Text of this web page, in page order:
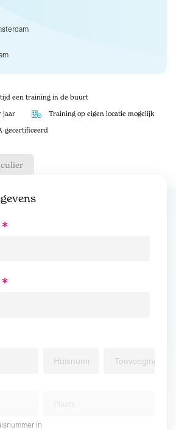
een training in de buurt
jaar Training op eigen locatie mogelijk
gecertificeerd
in